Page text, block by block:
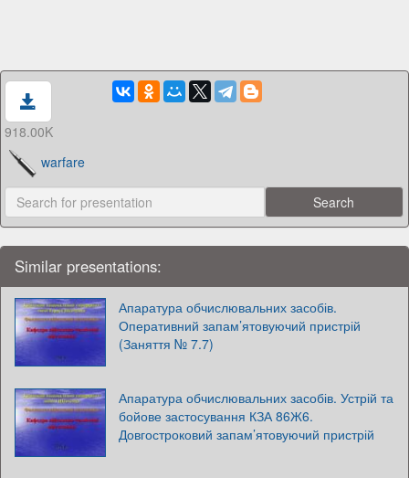
918.00K
warfare
Similar presentations:
Апаратура обчислювальних засобів.
Оперативний запам’ятовуючий пристрій
(Заняття № 7.7)
Апаратура обчислювальних засобів. Устрій та
бойове застосування КЗА 86Ж6.
Довгостроковий запам’ятовуючий пристрій